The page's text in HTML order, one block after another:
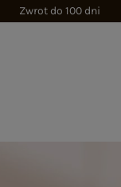
Zwrot do 100 dni